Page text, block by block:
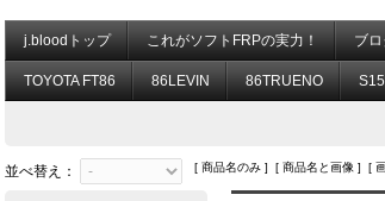
j.bloodトップ これがソフトFRPの実力！ ブ
TOYOTA FT86 86LEVIN 86TRUENO
並べ替え： [ 商品名のみ ] [ 商品名と画像 ] [